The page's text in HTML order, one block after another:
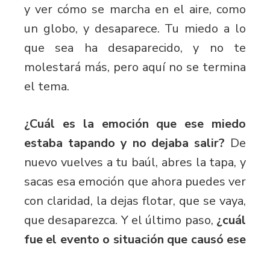
y ver cómo se marcha en el aire, como
un globo, y desaparece. Tu miedo a lo
que sea ha desaparecido, y no te
molestará más, pero aquí no se termina
el tema.
¿Cuál es la emoción que ese miedo
estaba tapando y no dejaba salir? De
nuevo vuelves a tu baúl, abres la tapa, y
sacas esa emoción que ahora puedes ver
con claridad, la dejas flotar, que se vaya,
que desaparezca. Y el último paso, ¿cuál
fue el evento o situación que causó ese